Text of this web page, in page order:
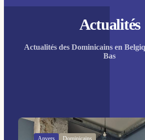
Actualités
Actualités des Dominicains en
Bas
Anvers Dominicains